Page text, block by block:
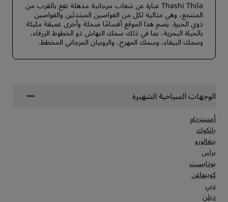
Thashi Thila عبارة عن شعاب مرجانية مذهلة تقع بالقرب من
المنتجع، وهي مثالية لكل من الغواصين المبتدئين والغواصين
ذوي الخبرة. يضم هذا الموقع أقسامًا ضحلة وأخرى عميقة مليئة
بالحياة البحرية، بما في ذلك سمك النهاش ذو الخطوط الزرقاء،
وسمك الببغاء، وسمك المهرج، والروبيان المرجاني المخطط.
الوجهات السياحية الشهيرة
أمستردام
بانكوك
بنغالورو
برلين
بودابست
كوبنهاغن
دبي
دبلن